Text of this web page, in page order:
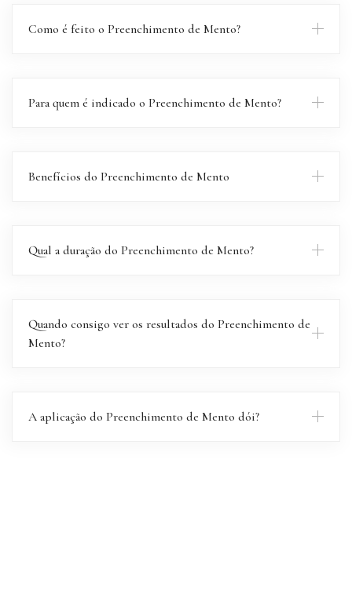
Como é feito o Preenchimento de Mento?
Para quem é indicado o Preenchimento de Mento?
Benefícios do Preenchimento de Mento
Qual a duração do Preenchimento de Mento?
Quando consigo ver os resultados do Preenchimento de
Mento?
A aplicação do Preenchimento de Mento dói?